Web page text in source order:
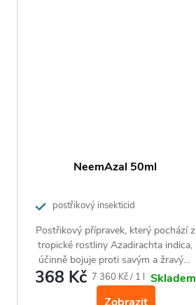
NeemAzal 50ml
postřikový insekticid
Postřikový přípravek, který pochází z
tropické rostliny Azadirachta indica,
účinně bojuje proti savým a žravým
hmyzím škůdcům. Je velmi účinný
také proti minujícím škůdcům,
368 Kč Měrná
7 360 Kč / 1 l Skladem